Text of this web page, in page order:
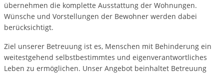
übernehmen die komplette Ausstattung der Wohnungen.
Wünsche und Vorstellungen der Bewohner werden dabei
berücksichtigt.
Ziel unserer Betreuung ist es, Menschen mit Behinderung ein
weitestgehend selbstbestimmtes und eigenverantwortliches
Leben zu ermöglichen. Unser Angebot beinhaltet Betreuung